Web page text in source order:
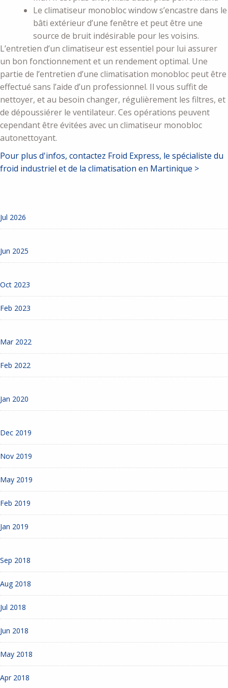
Le climatiseur monobloc window s’encastre dans le
bâti extérieur d’une fenêtre et peut être une
source de bruit indésirable pour les voisins.
L’entretien d’un climatiseur est essentiel pour lui assurer
un bon fonctionnement et un rendement optimal. Une
partie de l’entretien d’une climatisation monobloc peut être
effectué sans l’aide d’un professionnel. Il vous suffit de
nettoyer, et au besoin changer, régulièrement les filtres, et
de dépoussiérer le ventilateur. Ces opérations peuvent
cependant être évitées avec un climatiseur monobloc
autonettoyant.
Pour plus d'infos, contactez Froid Express, le spécialiste du
froid industriel et de la climatisation en Martinique >
Jul 2026
Jun 2025
Oct 2023
Feb 2023
Mar 2022
Feb 2022
Jan 2020
Dec 2019
Nov 2019
May 2019
Feb 2019
Jan 2019
Sep 2018
Aug 2018
Jul 2018
Jun 2018
May 2018
Apr 2018